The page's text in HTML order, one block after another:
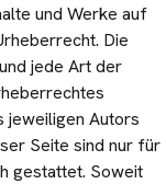
und Werke auf
Die
jede Art der
jeweiligen Autors
Seite sind nur für
gestattet. Soweit